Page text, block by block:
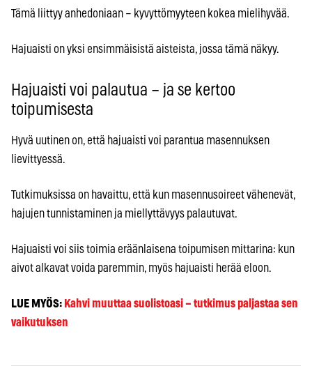
Tämä liittyy anhedoniaan – kyvyttömyyteen kokea mielihyvää.
Hajuaisti on yksi ensimmäisistä aisteista, jossa tämä näkyy.
Hajuaisti voi palautua – ja se kertoo
toipumisesta
Hyvä uutinen on, että hajuaisti voi parantua masennuksen
lievittyessä.
Tutkimuksissa on havaittu, että kun masennusoireet vähenevät,
hajujen tunnistaminen ja miellyttävyys palautuvat.
Hajuaisti voi siis toimia eräänlaisena toipumisen mittarina: kun
aivot alkavat voida paremmin, myös hajuaisti herää eloon.
LUE MYÖS: Kahvi muuttaa suolistoasi – tutkimus paljastaa sen
vaikutuksen